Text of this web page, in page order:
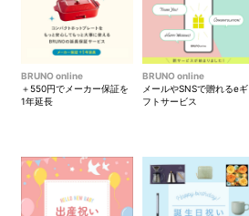
BRUNO online
＋550円でメーカー保証を
1年延長
BRUNO online
メールやSNSで贈れるeギ
フトサービス